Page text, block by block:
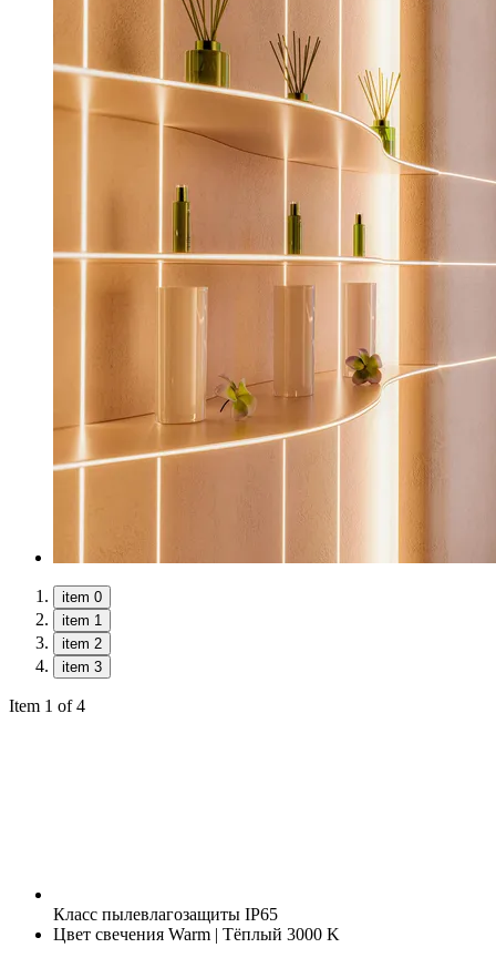
item 0
item 1
item 2
item 3
Item 1 of 4
Класс пылевлагозащиты IP65
Цвет свечения Warm | Тёплый 3000 K